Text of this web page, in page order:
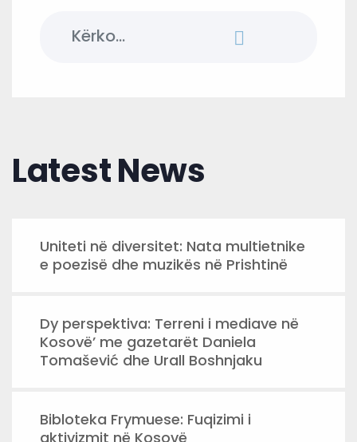
Latest News
Uniteti në diversitet: Nata multietnike
e poezisë dhe muzikës në Prishtinë
Dy perspektiva: Terreni i mediave në
Kosovë’ me gazetarët Daniela
Tomašević dhe Urall Boshnjaku
Bibloteka Frymuese: Fuqizimi i
aktivizmit në Kosovë